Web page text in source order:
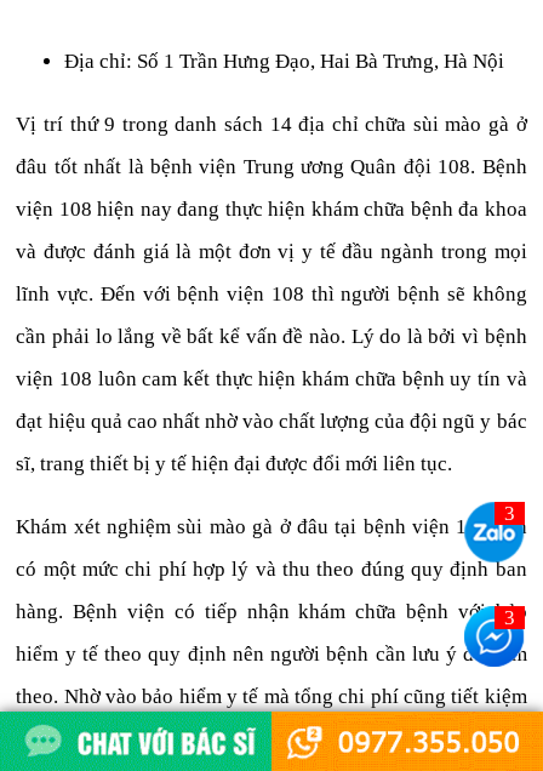
Địa chỉ: Số 1 Trần Hưng Đạo, Hai Bà Trưng, Hà Nội
Vị trí thứ 9 trong danh sách 14 địa chỉ chữa sùi mào gà ở
đâu tốt nhất là bệnh viện Trung ương Quân đội 108. Bệnh
viện 108 hiện nay đang thực hiện khám chữa bệnh đa khoa
và được đánh giá là một đơn vị y tế đầu ngành trong mọi
lĩnh vực. Đến với bệnh viện 108 thì người bệnh sẽ không
cần phải lo lắng về bất kể vấn đề nào. Lý do là bởi vì bệnh
viện 108 luôn cam kết thực hiện khám chữa bệnh uy tín và
đạt hiệu quả cao nhất nhờ vào chất lượng của đội ngũ y bác
sĩ, trang thiết bị y tế hiện đại được đổi mới liên tục.
Khám xét nghiệm sùi mào gà ở đâu tại bệnh viện 108 còn
có một mức chi phí hợp lý và thu theo đúng quy định ban
hàng. Bệnh viện có tiếp nhận khám chữa bệnh với bảo
hiểm y tế theo quy định nên người bệnh cần lưu ý để đem
theo. Nhờ vào bảo hiểm y tế mà tổng chi phí cũng tiết kiệm
được nhiều khoản hơn.